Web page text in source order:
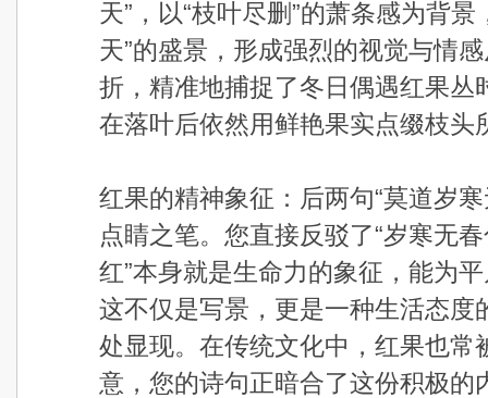
天”，以“枝叶尽删”的萧条感为背
天”的盛景，形成强烈的视觉与情
折，精准地捕捉了冬日偶遇红果
在落叶后依然用鲜艳果实点缀枝头
红果的精神象征：后两句“莫道岁
点睛之笔。您直接反驳了“岁寒无
红”本身就是生命力的象征，能为
这不仅是写景，更是一种生活态
处显现。在传统文化中，红果也
意，您的诗句正暗合了这份积极的